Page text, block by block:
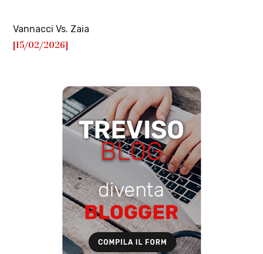
Vannacci Vs. Zaia
[15/02/2026]